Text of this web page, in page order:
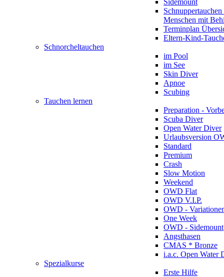
Sidemount
Menschen mit
Terminplan
Eltern-Kind-
Schnorcheltauchen
im Pool
im See
Skin Diver
Apnoe
Scubing
Tauchen lernen
Preparation -
Scuba Diver
Open Water Diver
Urlaubsversion
Standard
Premium
Crash
Slow Motion
Weekend
OWD Flat
OWD V.I.P.
OWD -
One Week
OWD - Sidemount
Angsthasen
CMAS * Bronze
i.a.c. Open Water
Spezialkurse
Erste Hilfe